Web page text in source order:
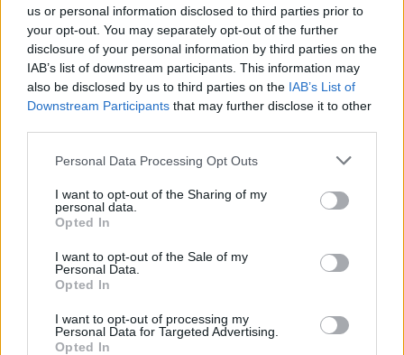
us or personal information disclosed to third parties prior to
your opt-out. You may separately opt-out of the further
disclosure of your personal information by third parties on the
IAB’s list of downstream participants. This information may
also be disclosed by us to third parties on the IAB’s List of
Downstream Participants that may further disclose it to other
Personal Data Processing Opt Outs
I want to opt-out of the Sharing of my
personal data.
Opted In
I want to opt-out of the Sale of my
Personal Data.
Opted In
I want to opt-out of processing my
Personal Data for Targeted Advertising.
Opted In